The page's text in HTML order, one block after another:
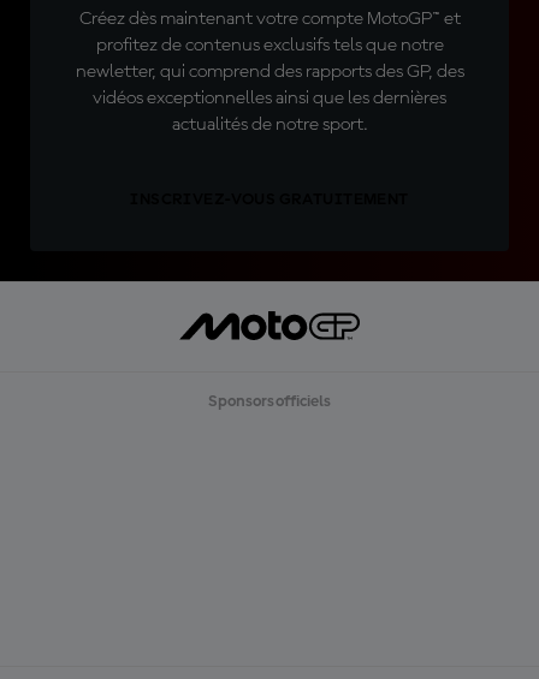
Créez dès maintenant votre compte MotoGP™ et
profitez de contenus exclusifs tels que notre
newletter, qui comprend des rapports des GP, des
vidéos exceptionnelles ainsi que les dernières
actualités de notre sport.
Sponsors officiels